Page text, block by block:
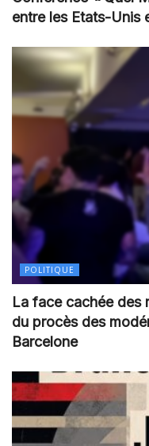
entre les Etats-Unis
POLITIQUE
La face cachée des
du procès des
Barcelone